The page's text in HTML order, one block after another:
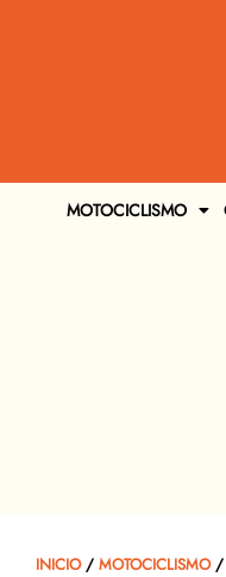
MOTOCICLISMO
INICIO/ MOTOCICLISMO/